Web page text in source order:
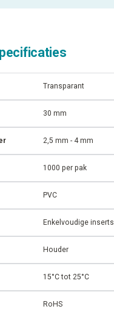
Transparant
30 mm
2,5 mm - 4 mm
1000 per pak
PVC
Enkelvoudige
Houder
15°C tot 25°C
RoHS